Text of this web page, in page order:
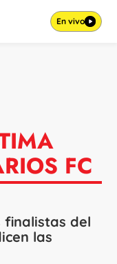
En vivo
FC
finalistas del
las